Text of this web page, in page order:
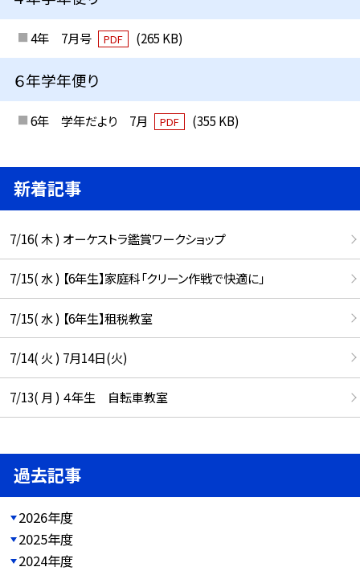
4年 7月号 PDF (265 KB)
６年学年便り
6年 学年だより 7月 PDF (355 KB)
新着記事
7/16( 木 ) オーケストラ鑑賞ワークショップ
7/15( 水 ) 【6年生】家庭科「クリーン作戦で快適に」
7/15( 水 ) 【6年生】租税教室
7/14( 火 ) 7月14日(火)
7/13( 月 ) ４年生 自転車教室
過去記事
2026年度
2025年度
2024年度